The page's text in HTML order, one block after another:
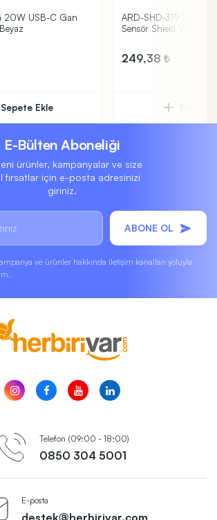
20W USB-C Gan
Sepete Ekle
ARD-SHD-319
Sensör Shield V1.1
249,38
E-Bülten Aboneliği
ürünler, kampanyalar ve size
fırsatlar için e-posta adresinizi
giriniz.
ABONE OL
ve ürünler hakkında iletişim kanalları yoluyla
Telefon (09:00 - 18:00)
0850 304 5001
E-posta